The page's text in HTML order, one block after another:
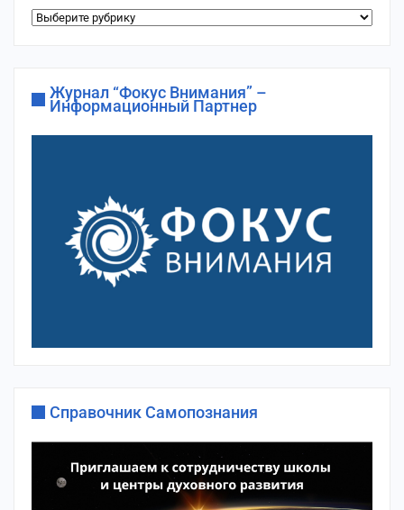
Рубрики
Журнал “Фокус Внимания” –
Информационный Партнер
Справочник Самопознания